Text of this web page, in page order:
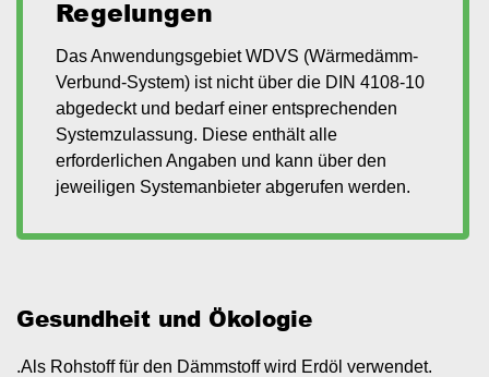
Regelungen
Das Anwendungsgebiet WDVS (Wärmedämm-
Verbund-System) ist nicht über die DIN 4108-10
abgedeckt und bedarf einer entsprechenden
Systemzulassung. Diese enthält alle
erforderlichen Angaben und kann über den
jeweiligen Systemanbieter abgerufen werden.
Gesundheit und Ökologie
.Als Rohstoff für den Dämmstoff wird Erdöl verwendet.